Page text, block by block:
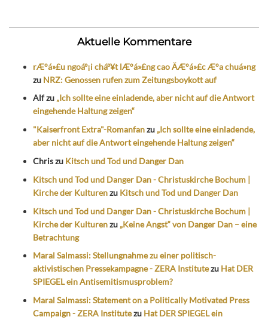
Aktuelle Kommentare
rÆ°á»£u ngoáº¡i cháº¥t lÆ°á»£ng cao ÄÆ°á»£c Æ°a chuá»ng
zu NRZ: Genossen rufen zum Zeitungsboykott auf
Alfzu „Ich sollte eine einladende, aber nicht auf die Antwort
eingehende Haltung zeigen“
"Kaiserfront Extra"-Romanfanzu „Ich sollte eine einladende,
aber nicht auf die Antwort eingehende Haltung zeigen“
Chriszu Kitsch und Tod und Danger Dan
Kitsch und Tod und Danger Dan - Christuskirche Bochum |
Kirche der Kulturenzu Kitsch und Tod und Danger Dan
Kitsch und Tod und Danger Dan - Christuskirche Bochum |
Kirche der Kulturenzu „Keine Angst“ von Danger Dan – eine
Betrachtung
Maral Salmassi: Stellungnahme zu einer politisch-
aktivistischen Pressekampagne - ZERA Institutezu Hat DER
SPIEGEL ein Antisemitismusproblem?
Maral Salmassi: Statement on a Politically Motivated Press
Campaign - ZERA Institutezu Hat DER SPIEGEL ein